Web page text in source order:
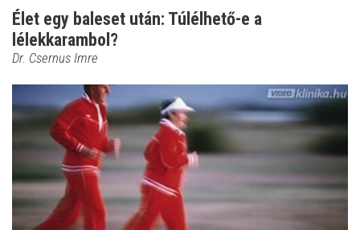
Élet egy baleset után: Túlélhető-e a
lélekkarambol?
Dr. Csernus Imre